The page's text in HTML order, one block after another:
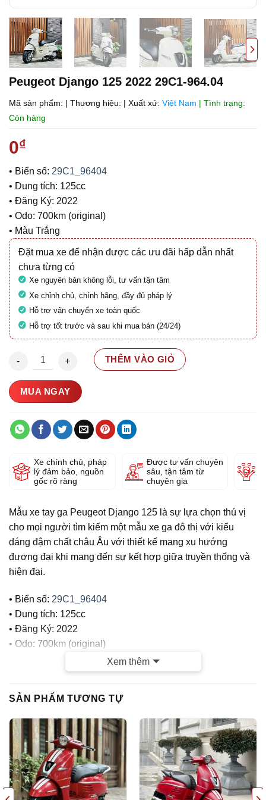
Peugeot Django 125 2022 29C1-964.04
Mã sản phẩm: | Thương hiệu: | Xuất xứ: Việt Nam | Tình trạng:
Còn hàng
0₫
• Biển số: 29C1_96404
• Dung tích: 125cc
• Đăng Ký: 2022
• Odo: 700km (original)
• Màu Trắng
Đặt mua xe để nhận được các ưu đãi hấp dẫn nhất
chưa từng có
Xe nguyên bản không lỗi, tư vấn tận tâm
Xe chỉnh chủ, chính hãng, đầy đủ pháp lý
Hỗ trợ vận chuyển xe toàn quốc
Hỗ trợ tốt trước và sau khi mua bán (24/24)
Peugeot Django 125 2022 29C1-964.04 số lượng
THÊM VÀO GIỎ
MUA NGAY
Xe chính chủ, pháp
lý đảm bảo, nguồn
gốc rõ ràng
Được tư vấn chuyên
sâu, tận tâm từ
chuyên gia
Mẫu xe tay ga Peugeot Django 125 là sự lựa chọn thú vị
cho mọi người tìm kiếm một mẫu xe ga đô thị với kiểu
dáng đậm chất châu Âu với thiết kế mang xu hướng
đương đại khi mang đến sự kết hợp giữa truyền thống và
hiện đại.
• Biển số: 29C1_96404
• Dung tích: 125cc
• Đăng Ký: 2022
• Odo: 700km (original)
CỬA HÀNG TUẤN VIỆT MOTOR CAM KẾT :
– Xe chính chủ
– Giá thành hợp lý
– Xe chất lượng tốt, chất lượng hàng đầu tại Hà Nội, Bảo
hành tuyệt đối Máy nguyên bản , Đồ Zin theo xe
– Dịch vụ tốt nhất: Các bạn mua xe cửa hàng sau Mua Bán
Xem thêm
SẢN PHẨM TƯƠNG TỰ